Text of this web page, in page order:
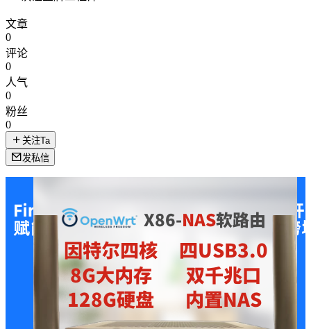
文章
0
评论
0
人气
0
粉丝
0
关注Ta
发私信